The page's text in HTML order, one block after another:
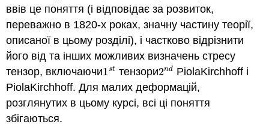
ввів це поняття (і відповідає за розвиток,
переважно в 1820-х роках, значну частину теорії,
описаної в цьому розділі), і частково відрізнити
його від та інших можливих визначень стресу
тензор, включаючи1st
1st тензори2nd
2nd PiolaKirchhoff і
PiolaKirchhoff. Для малих деформацій,
розглянутих в цьому курсі, всі ці поняття
збігаються.